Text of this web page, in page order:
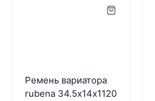
Ремень вариатора
rubena 34.5х14х1120